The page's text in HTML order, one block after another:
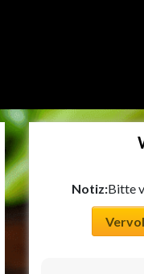
Notiz:Bitte